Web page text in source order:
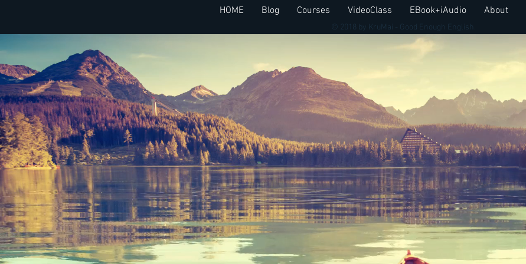
© 2018 by KruMai - Good Enough English.
HOME Blog Courses VideoClass EBook+iAudio About